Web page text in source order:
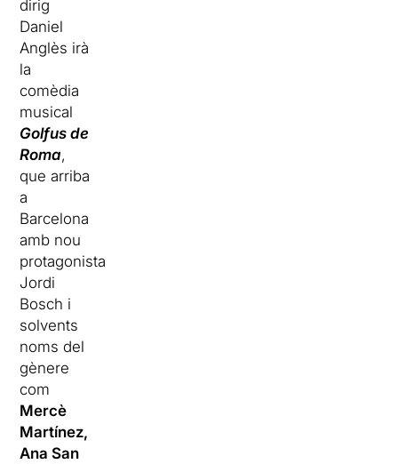
dirig
Daniel
Anglès irà
la
comèdia
musical
Golfus de
Roma,
que arriba
a
Barcelona
amb nou
protagonista
Jordi
Bosch i
solvents
noms del
gènere
com
Mercè
Martínez,
Ana San